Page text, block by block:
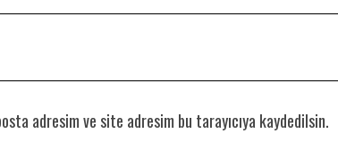
adresim ve site adresim bu tarayıcıya kaydedilsin.